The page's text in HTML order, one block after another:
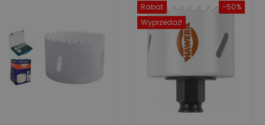
-50%
Rabat
Wyprzedaż!